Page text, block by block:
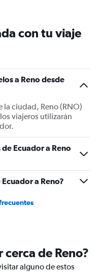
con tu viaje
a Reno desde
la ciudad, Reno (RNO)
viajeros utilizarán
Ecuador a Reno
a Reno?
cerca de Reno?
alguno de estos